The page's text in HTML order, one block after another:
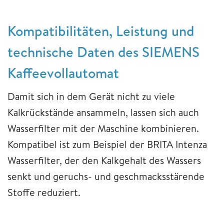
Kompatibilitäten, Leistung und
technische Daten des SIEMENS
Kaffeevollautomat
Damit sich in dem Gerät nicht zu viele
Kalkrückstände ansammeln, lassen sich auch
Wasserfilter mit der Maschine kombinieren.
Kompatibel ist zum Beispiel der BRITA Intenza
Wasserfilter, der den Kalkgehalt des Wassers
senkt und geruchs- und geschmacksstärende
Stoffe reduziert.